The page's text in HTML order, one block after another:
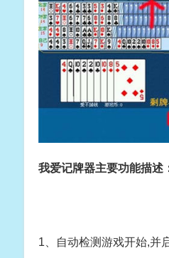
我爱记牌器主要功能描述
1、自动检测游戏开始,并